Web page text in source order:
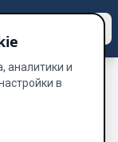
аналитики и
в